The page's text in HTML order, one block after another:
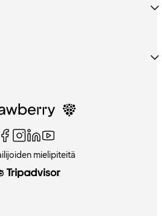
mielipiteitä